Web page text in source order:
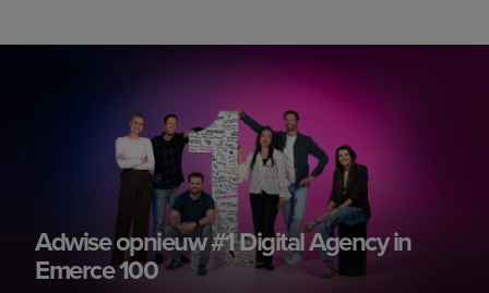
Adwise opnieuw #1 Digital Agency in
Emerce 100